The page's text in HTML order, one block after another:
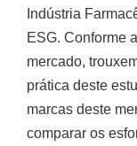
Indústria
ESG. Conforme
mercado,
prática deste
marcas deste
comparar os